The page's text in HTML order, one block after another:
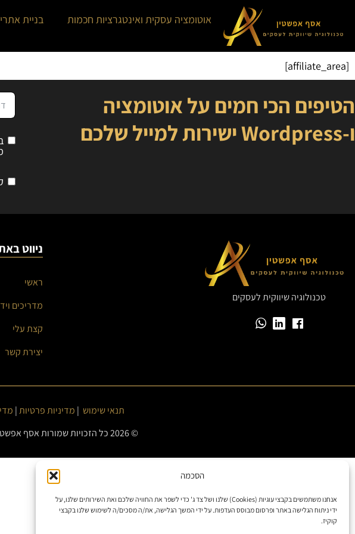
הסכמה
אנחנו משתמשים בקבצי עוגיות (Cookies) שלנו ושל צד ג' כדי לשפר את החוויה שלכם ואת השירותים שלנו, על
ידי ניתוח הגלישה באתר ופרסום מבוסס העדפות. על ידי המשך הגלישה, את/ה מסכים/ה לשימוש שלנו בקבצי
קוקיז.
אוטומציה עסקית ואינטגרציות חכמות בניית
[affiliate_area]
הטיפים הכי חמים על אוטומציה
ו-Wordpress ישירות למייל שלכם
טכנולוגיה שיווקית לעסקים
ניווט
ראשי
מדריכים
קצת עלי
יצירת קשר
תנאי שימוש | מדיניות פרטיות|
© 2026 כל הזכויות שמורות אסף אפשטין – טכנולוגיה שיווקית לעסקים